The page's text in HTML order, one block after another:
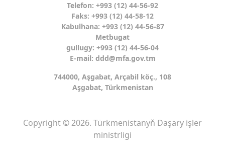
Telefon: +993 (12) 44-56-92
Faks: +993 (12) 44-58-12
Kabulhana: +993 (12) 44-56-87
Metbugat
gullugy: +993 (12) 44-56-04
E-mail: ddd@mfa.gov.tm
744000, Aşgabat, Arçabil köç., 108
Aşgabat, Türkmenistan
Copyright © 2026. Türkmenistanyň Daşary işler
ministrligi